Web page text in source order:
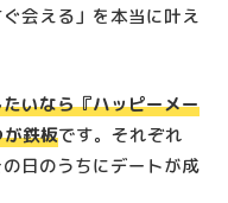
会える」を本当に叶え
いなら『ハッピーメー
鉄板です。それぞれ
日のうちにデートが成